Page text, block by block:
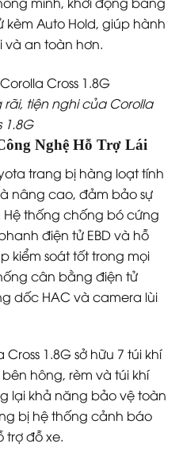
Auto Hold, giúp hành
và an toàn hơn.
tiện nghi của Corolla
1.8G
Nghệ Hỗ Trợ Lái
trang bị hàng loạt tính
nâng cao, đảm bảo sự
thống chống bó cứng
điện tử EBD và hỗ
kiểm soát tốt trong mọi
cân bằng điện tử
dốc HAC và camera lùi
1.8G sở hữu 7 túi khí
hông, rèm và túi khí
lại khả năng bảo vệ toàn
bị hệ thống cảnh báo
trợ đỗ xe.